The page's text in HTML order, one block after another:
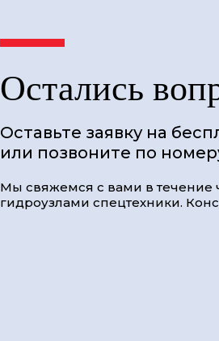
Остались
Оставьте заявку на
или позвоните по
Мы свяжемся с вами в течение
гидроузлами спецтехники.